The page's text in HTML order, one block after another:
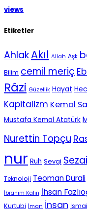
views
Etiketler
AhlakAkıl Allah Aşk
Bilim cemil meriç
Râzi Güzellik Hayat
Kapitalizm Kemal
Mustafa Kemal Atatürk
Nurettin Topçu
nur Ruh Sevgi
Teknoloji Teoman Durali
İbrahim Kalın İhsan
Kurtubi İman İnsan